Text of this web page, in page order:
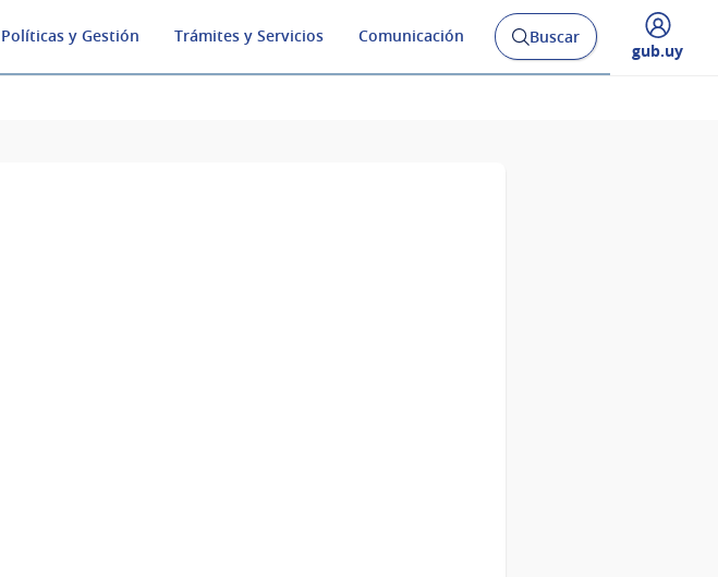
Políticas y Gestión Trámites y Servicios Comunicación
Abrir
buscador
Buscar
Desplegar
gub.uy